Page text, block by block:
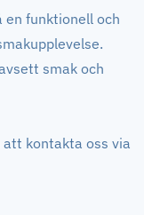
en funktionell och
smak och
kontakta oss via